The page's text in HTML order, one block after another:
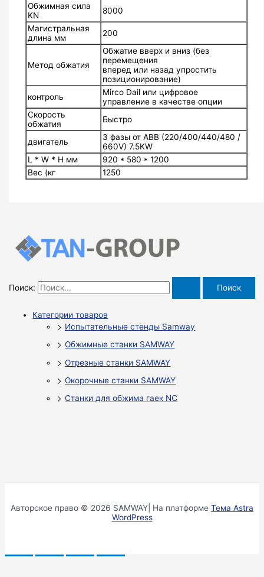
Поиск:
Категории товаров
Испытательные стенды Samway
Обжимные станки SAMWAY
Отрезные станки SAMWAY
Окорочные станки SAMWAY
Станки для обжима гаек NC
Обжимная сила
KN
8000
Магистральная
длина мм
200
Метод обжатия
Обжатие вверх и вниз (без
перемещения
вперед или назад упростить
позиционирование)
контроль
Mirco Dail или цифровое
управление в качестве опции
Скорость
обжатия
Быстро
двигатель
3 фазы от ABB (220/400/440/480 /
660V) 7.5KW
L * W * H мм
920 * 580 * 1200
Вес (кг
1250
Авторское право © 2026 SAMWAY| На платформе Тема Astra
WordPress